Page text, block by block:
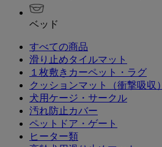
ベッド
すべての商品
滑り止めタイルマット
１枚敷きカーペット・ラグ
クッションマット（衝撃吸収）
犬用ケージ・サークル
汚れ防止カバー
ペットドア・ゲート
ヒーター類